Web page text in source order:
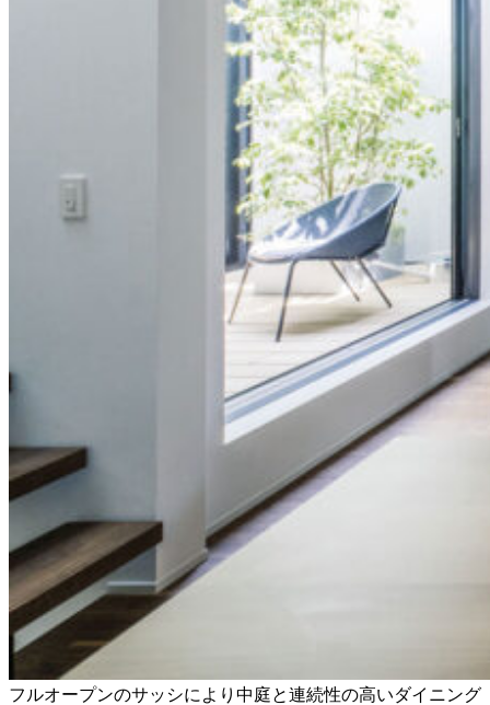
フルオープンのサッシにより中庭と連続性の高いダイニング